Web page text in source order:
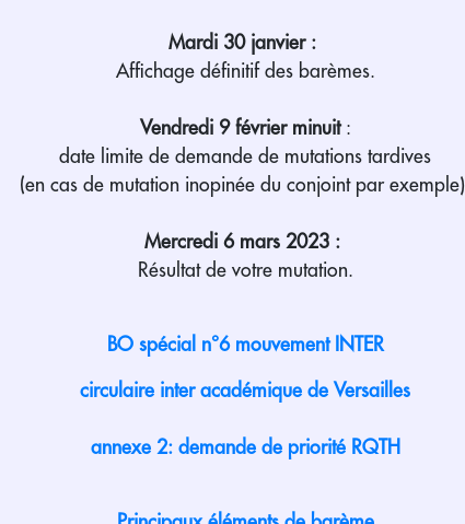
Mardi 30 janvier :
Affichage définitif des barèmes.
Vendredi 9 février minuit:
date limite de demande de mutations tardives
(en cas de mutation inopinée du conjoint par exemple).
Mercredi 6 mars 2023 :
Résultat de votre mutation.
BO spécial n°6 mouvement INTER
circulaire inter académique de Versailles
annexe 2: demande de priorité RQTH